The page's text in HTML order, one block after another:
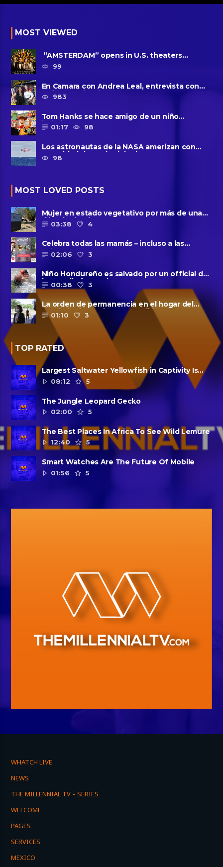
MOST VIEWED
“AMSTERDAM” opens in U.S. theaters
October 7, 2022
99
En Camara con Andrea Leal, entrevista con
Majo Cornejo, Cirque Du ......
983
Tom Hanks se hace amigo de un niño
intimidado de 8 años llamado ......
01:17 98
Los astronautas de la NASA amerizan con
seguridad después del primer ......
98
MOST LOVED POSTS
Mujer en estado vegetativo por más de una
década da a luz en un ......
03:38 4
Celebra todas las mamás – incluso a las
solteras – con ......
02:06 3
Niño Hondureño es salvado por un official de
la patrulla fronteriza
00:38 3
La orden de permanencia en el hogar del
condado de Harris se extendió......
01:10 3
TOP RATED
Largest Saltwater Yellowfish in Captivity Is
Dead
08:12 5
The Jungle Leopard Gecko
02:00
5
The Best Places In Africa To See Wild Lemure
12:40
5
Smart Watches Are The Future Of Mobile
01:56
5
WHATCH LIVE
NEWS
THE MILLENNIAL TV – SERIES
WELCOME
PAGES
SERVICES
MEXICO